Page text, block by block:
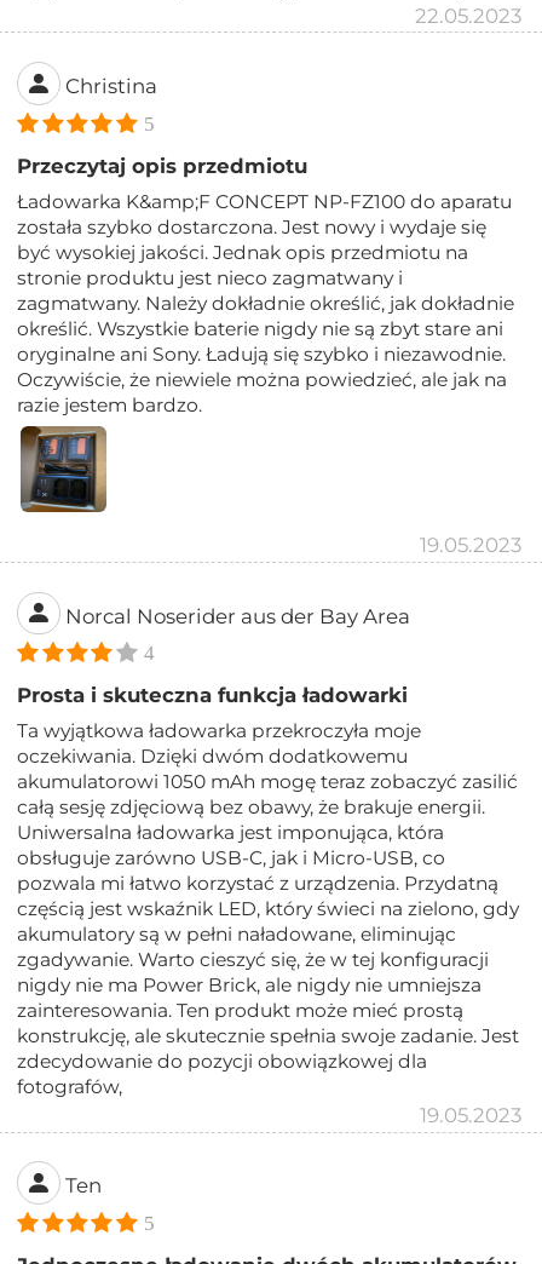
22.05.2023
Christina
5
Przeczytaj opis przedmiotu
Ładowarka K&amp;F CONCEPT NP-FZ100 do aparatu
została szybko dostarczona. Jest nowy i wydaje się
być wysokiej jakości. Jednak opis przedmiotu na
stronie produktu jest nieco zagmatwany i
zagmatwany. Należy dokładnie określić, jak dokładnie
określić. Wszystkie baterie nigdy nie są zbyt stare ani
oryginalne ani Sony. Ładują się szybko i niezawodnie.
Oczywiście, że niewiele można powiedzieć, ale jak na
razie jestem bardzo.
19.05.2023
Norcal Noserider aus der Bay Area
4
Prosta i skuteczna funkcja ładowarki
Ta wyjątkowa ładowarka przekroczyła moje
oczekiwania. Dzięki dwóm dodatkowemu
akumulatorowi 1050 mAh mogę teraz zobaczyć zasilić
całą sesję zdjęciową bez obawy, że brakuje energii.
Uniwersalna ładowarka jest imponująca, która
obsługuje zarówno USB-C, jak i Micro-USB, co
pozwala mi łatwo korzystać z urządzenia. Przydatną
częścią jest wskaźnik LED, który świeci na zielono, gdy
akumulatory są w pełni naładowane, eliminując
zgadywanie. Warto cieszyć się, że w tej konfiguracji
nigdy nie ma Power Brick, ale nigdy nie umniejsza
zainteresowania. Ten produkt może mieć prostą
konstrukcję, ale skutecznie spełnia swoje zadanie. Jest
zdecydowanie do pozycji obowiązkowej dla
fotografów,
19.05.2023
Ten
5